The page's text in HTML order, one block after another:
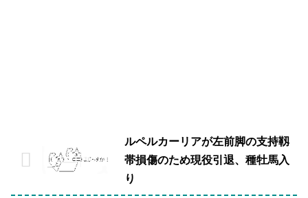
ルペルカーリアが左前脚の支持靱
帯損傷のため現役引退、種牡馬入
り